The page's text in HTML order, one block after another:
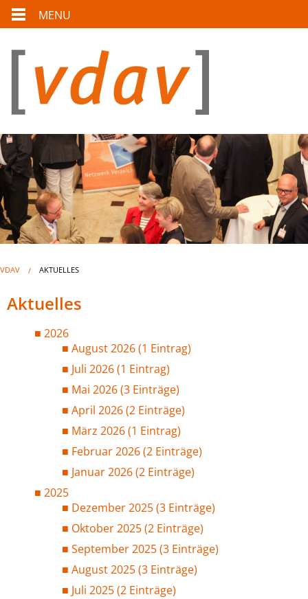
MENU
VDAV AKTUELLES
Aktuelles
2026
August 2026 (1 Eintrag)
Juli 2026 (1 Eintrag)
Mai 2026 (3 Einträge)
April 2026 (2 Einträge)
März 2026 (1 Eintrag)
Februar 2026 (2 Einträge)
Januar 2026 (2 Einträge)
2025
Dezember 2025 (3 Einträge)
Oktober 2025 (2 Einträge)
September 2025 (3 Einträge)
August 2025 (3 Einträge)
Juli 2025 (2 Einträge)